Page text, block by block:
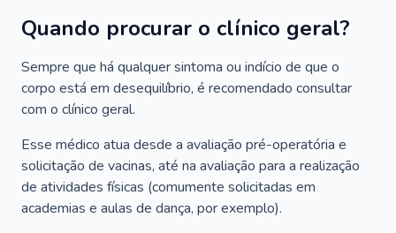
Quando procurar o clínico geral?
Sempre que há qualquer sintoma ou indício de que o
corpo está em desequilíbrio, é recomendado consultar
com o clínico geral.
Esse médico atua desde a avaliação pré-operatória e
solicitação de vacinas, até na avaliação para a realização
de atividades físicas (comumente solicitadas em
academias e aulas de dança, por exemplo).